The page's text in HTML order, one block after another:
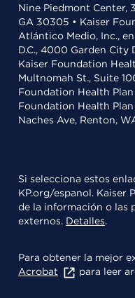
Nine Piedmont Center,
GA 30305 • Kaiser
Atlántico Medio, Inc.,
D.C., 4000 Garden City
Kaiser Foundation
Multnomah St., Suite
Foundation Health
Foundation Health
Naches Ave, Renton,
Si selecciona estos
KP.org/espanol. Kaiser
de la información o las
externos. Detalles.
Para obtener la mejor
Acrobat
para leer